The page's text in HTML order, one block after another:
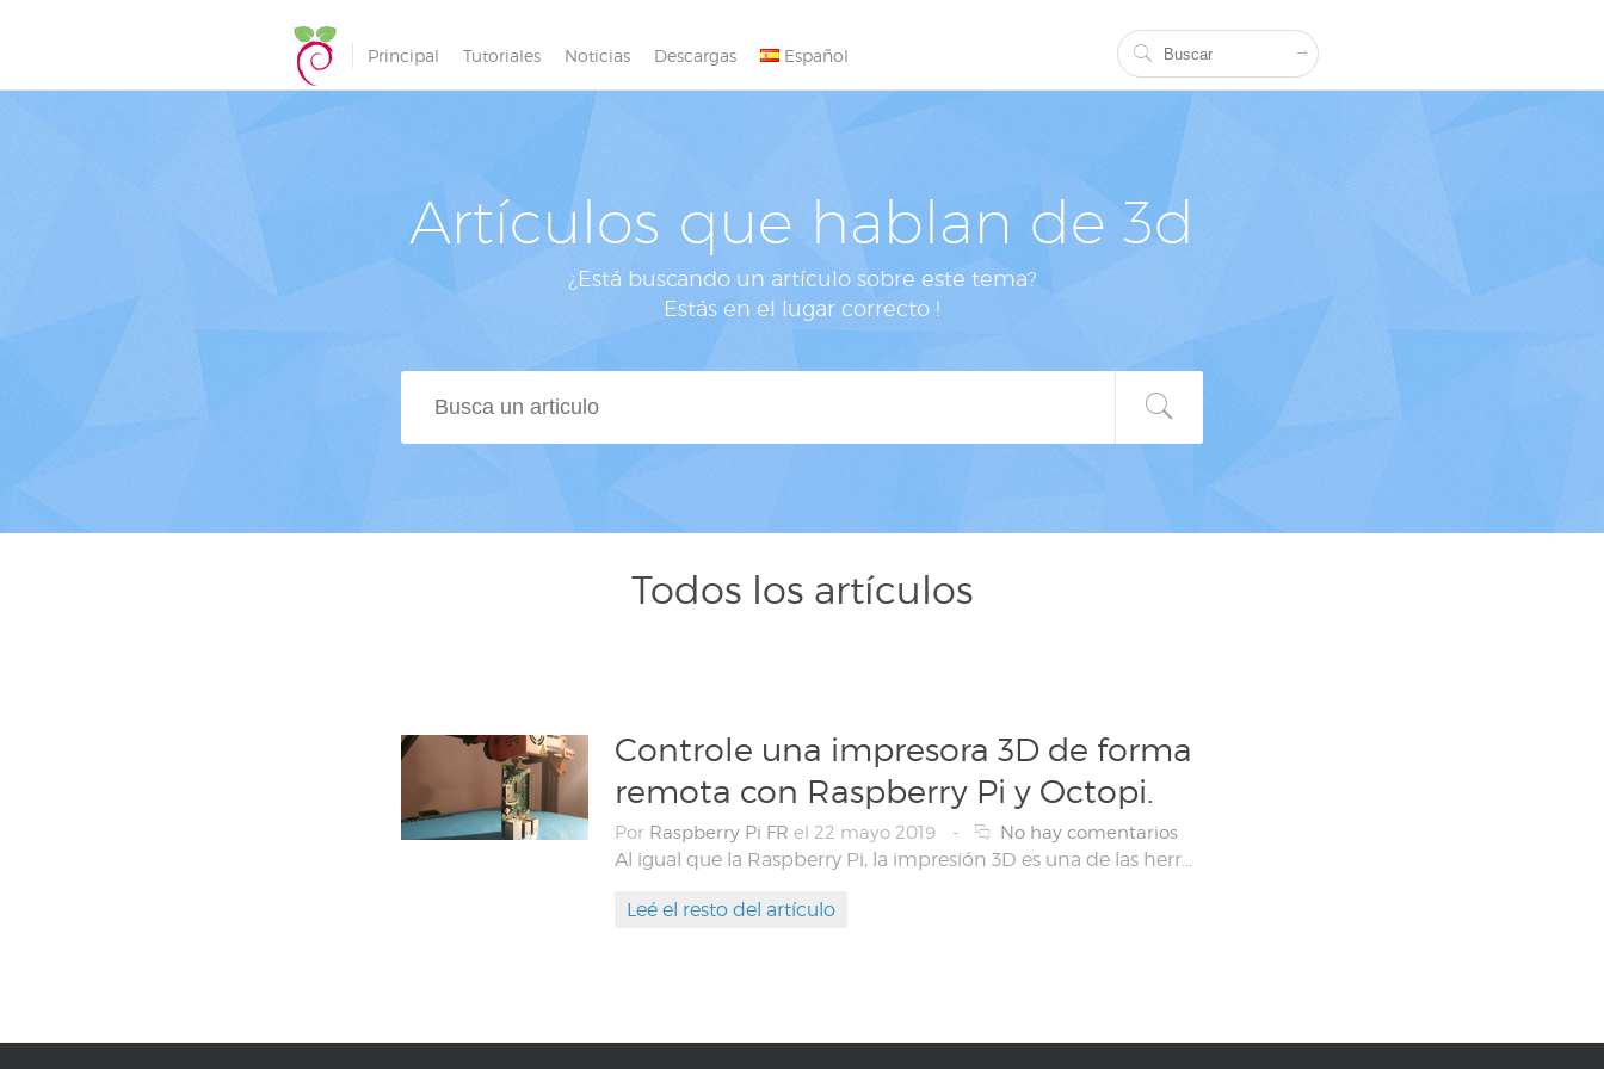
Principal Tutoriales Noticias Descargas Español
Artículos que hablan de 3d
¿Está buscando un artículo sobre este tema?
Estás en el lugar correcto !
Todos los artículos
Controle una impresora 3D de forma
remota con Raspberry Pi y Octopi.
Por Raspberry Pi FR el 22 mayo 2019 - No hay comentarios
Al igual que la Raspberry Pi, la impresión 3D es una de las herramientas casi esenciales para los fabricantes, piratas informáticos y otros piratas informáticos. Cree casi cualquier objeto de plástico en unas pocas horas, a un costo ridículo y con la única limitación de poseer un modelo 3D. Para cualquiera que esté haciendo prototipos, […]
Leé el resto del artículo